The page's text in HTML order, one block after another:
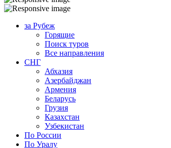
за Рубеж
Горящие
Поиск туров
Все направления
СНГ
Абхазия
Азербайджан
Армения
Беларусь
Грузия
Казахстан
Узбекистан
По России
По Уралу